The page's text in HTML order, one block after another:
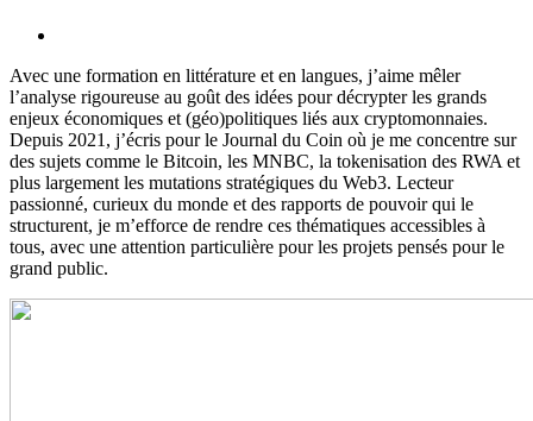
Avec une formation en littérature et en langues, j’aime mêler
l’analyse rigoureuse au goût des idées pour décrypter les grands
enjeux économiques et (géo)politiques liés aux cryptomonnaies.
Depuis 2021, j’écris pour le Journal du Coin où je me concentre sur
des sujets comme le Bitcoin, les MNBC, la tokenisation des RWA et
plus largement les mutations stratégiques du Web3. Lecteur
passionné, curieux du monde et des rapports de pouvoir qui le
structurent, je m’efforce de rendre ces thématiques accessibles à
tous, avec une attention particulière pour les projets pensés pour le
grand public.